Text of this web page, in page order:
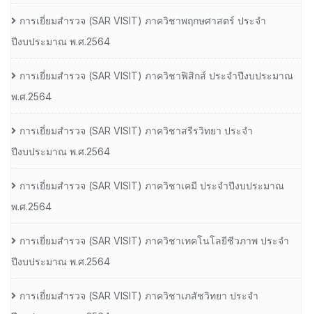
การเยี่ยมสํารวจ (SAR VISIT) ภาควิชาพฤกษศาสตร์ ประจํา
ปีงบประมาณ พ.ศ.2564
การเยี่ยมสํารวจ (SAR VISIT) ภาควิชาฟิสิกส์ ประจําปีงบประมาณ
พ.ศ.2564
การเยี่ยมสํารวจ (SAR VISIT) ภาควิชาสรีรวิทยา ประจํา
ปีงบประมาณ พ.ศ.2564
การเยี่ยมสํารวจ (SAR VISIT) ภาควิชาเคมี ประจําปีงบประมาณ
พ.ศ.2564
การเยี่ยมสํารวจ (SAR VISIT) ภาควิชาเทคโนโลยีชีวภาพ ประจํา
ปีงบประมาณ พ.ศ.2564
การเยี่ยมสํารวจ (SAR VISIT) ภาควิชาเภสัชวิทยา ประจํา